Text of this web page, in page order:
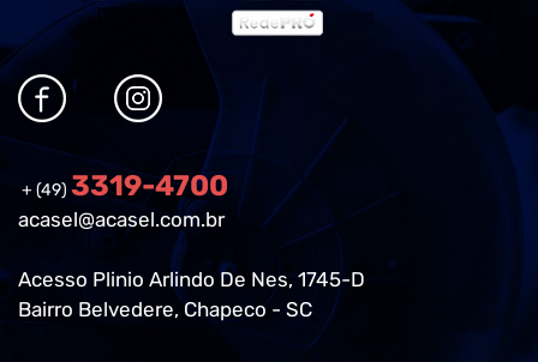
+ (49) 3319-4700
acasel@acasel.com.br
Acesso Plinio Arlindo De Nes, 1745-D
Bairro Belvedere, Chapeco - SC